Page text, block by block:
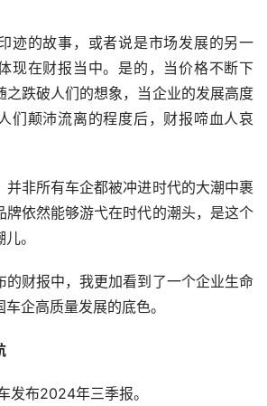
迹的故事，或者说是市场发展的另一
现在财报当中。是的，当价格不断下
之跌破人们的想象，当企业的发展高度
们颠沛流离的程度后，财报啼血人哀
并非所有车企都被冲进时代的大潮中裹
牌依然能够游弋在时代的潮头，是这个
。
的财报中，我更加看到了一个企业生命
企高质量发展的底色。
发布2024年三季报。